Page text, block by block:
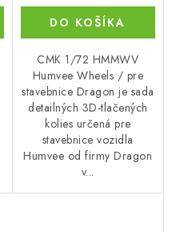
DO KOŠÍKA
CMK 1/72 HMMWV
Humvee Wheels / pre
stavebnice Dragon je sada
detailných 3D-tlačených
kolies určená pre
stavebnice vozidla
Humvee od firmy Dragon
v...